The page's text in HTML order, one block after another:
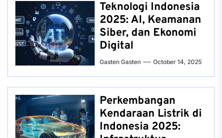
Teknologi Indonesia
2025: AI, Keamanan
Siber, dan Ekonomi
Digital
Gasten Gasten October 14, 2025
Perkembangan
Kendaraan Listrik di
Indonesia 2025: